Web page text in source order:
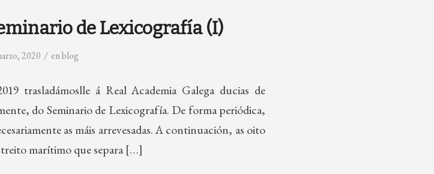
de Lexicografía (I)
2020 / enblog
trasladámoslle á Real Academia Galega ducias de
do Seminario de Lexicografía. De forma periódica,
as máis arrevesadas. A continuación, as oito
marítimo que separa […]